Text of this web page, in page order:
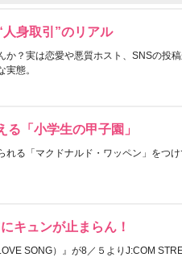
身取引”のリアル
か？実は恋愛や悪質ホスト、SNSの投
態。
「小学生の甲子園」
れる「マクドナルド・ワッペン」をつ
キュンが止まらん！
SONG）』が8／５よりJ:COM